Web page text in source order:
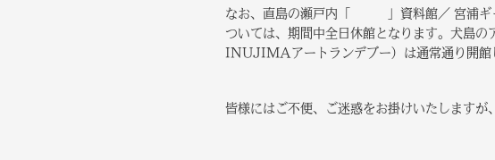
なお、直島の瀬戸内「 」資料館／ 宮浦ギ
ついては、期間中全日休館となります。犬島の
INUJIMAアートランデブー）は通常通り開館
皆様にはご不便、ご迷惑をお掛けいたしますが